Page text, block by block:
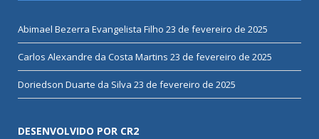
Abimael Bezerra Evangelista Filho 23 de fevereiro de 2025
Carlos Alexandre da Costa Martins 23 de fevereiro de 2025
Doriedson Duarte da Silva 23 de fevereiro de 2025
DESENVOLVIDO POR CR2